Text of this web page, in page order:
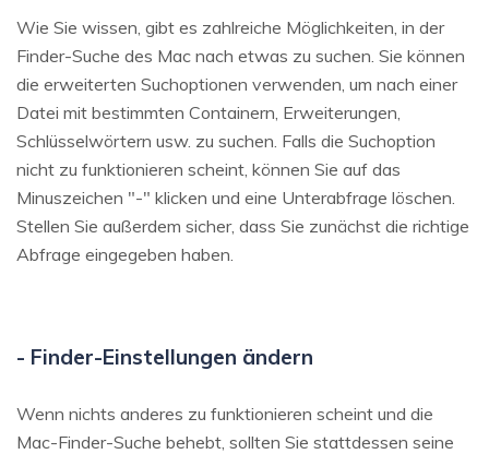
Wie Sie wissen, gibt es zahlreiche Möglichkeiten, in der
Finder-Suche des Mac nach etwas zu suchen. Sie können
die erweiterten Suchoptionen verwenden, um nach einer
Datei mit bestimmten Containern, Erweiterungen,
Schlüsselwörtern usw. zu suchen. Falls die Suchoption
nicht zu funktionieren scheint, können Sie auf das
Minuszeichen "-" klicken und eine Unterabfrage löschen.
Stellen Sie außerdem sicher, dass Sie zunächst die richtige
Abfrage eingegeben haben.
- Finder-Einstellungen ändern
Wenn nichts anderes zu funktionieren scheint und die
Mac-Finder-Suche behebt, sollten Sie stattdessen seine